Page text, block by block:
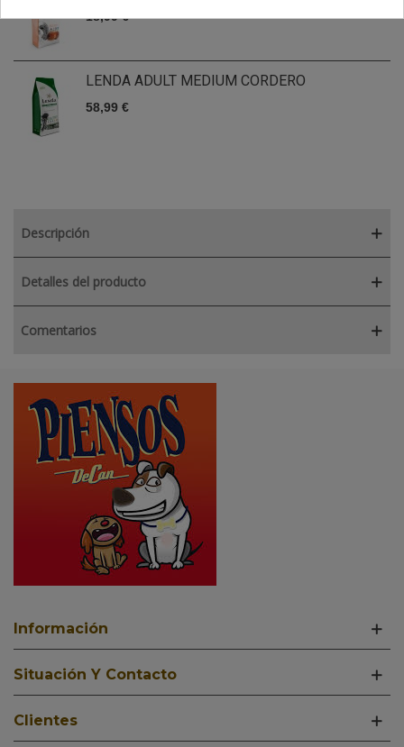
18,99 €
LENDA ADULT MEDIUM CORDERO
58,99 €
Descripción
Detalles del producto
Comentarios
Información
Situación Y Contacto
Clientes